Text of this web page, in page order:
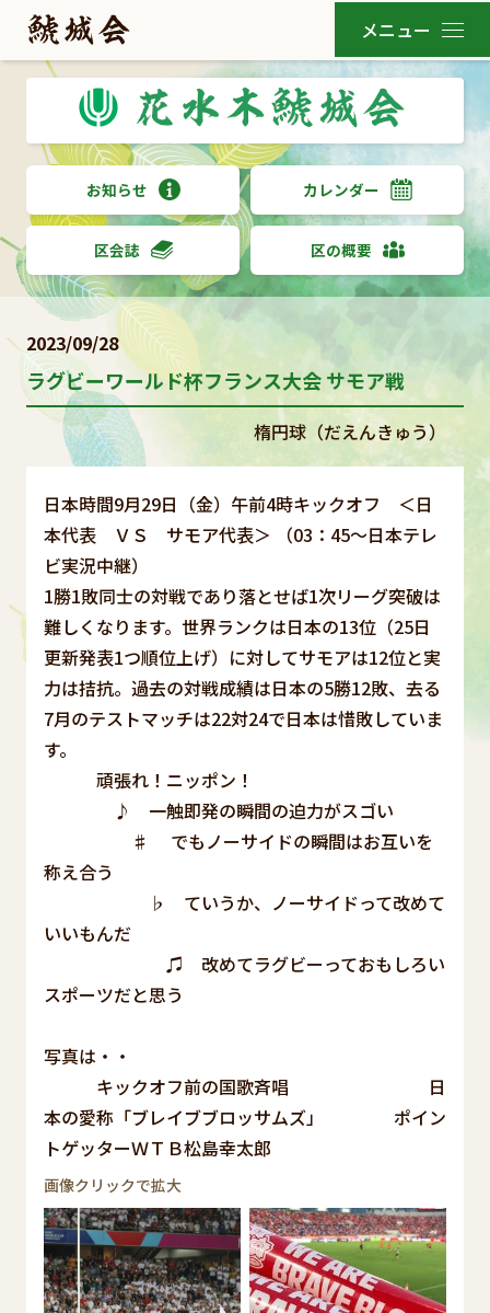
お知らせ カレンダー
区会誌 区の概要
2023/09/28
ラグビーワールド杯フランス大会 サモア戦
楕円球（だえんきゅう）
日本時間9月29日（金）午前4時キックオフ ＜日
本代表 ＶＳ サモア代表＞ （03：45～日本テレ
ビ実況中継）
1勝1敗同士の対戦であり落とせば1次リーグ突破は
難しくなります。世界ランクは日本の13位（25日
更新発表1つ順位上げ）に対してサモアは12位と実
力は拮抗。過去の対戦成績は日本の5勝12敗、去る
7月のテストマッチは22対24で日本は惜敗していま
す。
頑張れ！ニッポン！
♪ 一触即発の瞬間の迫力がスゴい
♯ でもノーサイドの瞬間はお互いを
称え合う
♭ ていうか、ノーサイドって改めて
いいもんだ
♫ 改めてラグビーっておもしろい
スポーツだと思う
写真は・・
キックオフ前の国歌斉唱 日
本の愛称「ブレイブブロッサムズ」 ポイン
トゲッターＷＴＢ松島幸太郎
画像クリックで拡大